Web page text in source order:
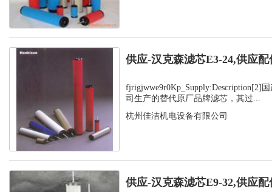
供应-汉克森滤芯E3-24,供应配
fjrigjwwe9r0Kp_Supply:Description[2]
司生产的替代原厂品牌滤芯，其过...
杭州佳洁机电设备有限公司
供应-汉克森滤芯E9-32,供应配